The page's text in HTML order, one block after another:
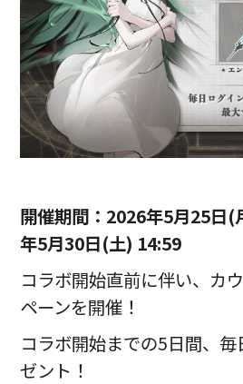
開催期間： 2026年5月25日(
年5月30日(土) 14:59
コラボ開始直前に伴い、カ
ペーンを開催！
コラボ開始までの5日間、
ゼント！